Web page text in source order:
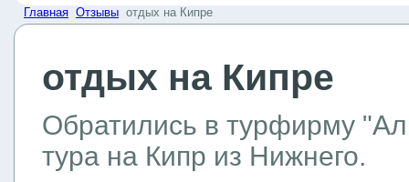
Главная Отзывы отдых на Кипре
отдых на Кипре
Обратились в турфирму
тура на Кипр из Нижнего.